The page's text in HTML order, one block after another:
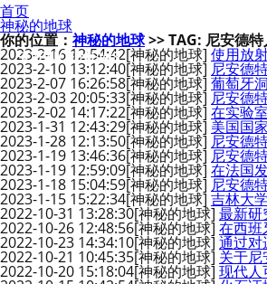
SCIENCE NEWS
首页
神秘的地球
你的位置：神秘的地球>> TAG: 尼安德特
2023-2-16 12:54:42[神秘的地球] 使用放
2023-2-10 13:12:40[神秘的地球] 尼安德
2023-2-07 16:26:58[神秘的地球] 葡萄牙
2023-2-03 20:05:33[神秘的地球] 尼安德
2023-2-02 14:17:22[神秘的地球] 在实验
2023-1-31 12:43:29[神秘的地球] 美国国
2023-1-28 12:13:50[神秘的地球] 尼安德
2023-1-19 13:46:36[神秘的地球] 尼安德
2023-1-19 12:59:09[神秘的地球] 在法国
2023-1-18 15:04:59[神秘的地球] 尼安德
2023-1-15 15:22:34[神秘的地球] 吉林大
2022-10-31 13:28:30[神秘的地球] 最新研
2022-10-26 12:48:56[神秘的地球] 在西班
2022-10-23 14:34:10[神秘的地球] 通过对
2022-10-21 10:45:35[神秘的地球] 关于
2022-10-20 15:18:04[神秘的地球] 现代人